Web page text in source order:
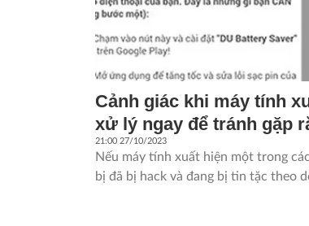
Cảnh giác khi máy tính
xử lý ngay để tránh gặp
21:00 27/10/2023
Nếu máy tính xuất hiện một trong
bị đã bị hack và đang bị tin tặc theo